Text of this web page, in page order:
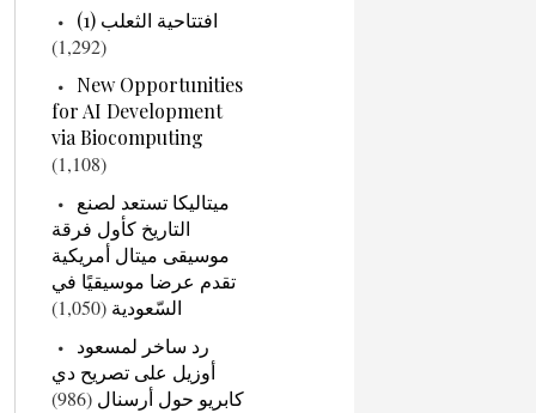
افتتاحية الثعلب (1)
(1,292)
New Opportunities
for AI Development
via Biocomputing
(1,108)
ميتاليكا تستعد لصنع
التاريخ كأول فرقة
موسيقى ميتال أمريكية
تقدم عرضا موسيقيًا في
السّعودية (1,050)
رد ساخر لمسعود
أوزيل على تصريح دي
كابريو حول أرسنال (986)